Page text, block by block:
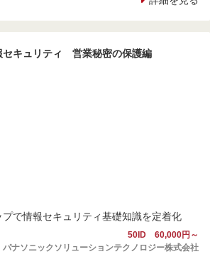
セキュリティ 営業秘密の保護編
で情報セキュリティ基礎知識を定着化
50ID 60,000円～
パナソニックソリューションテクノロジー株式会社